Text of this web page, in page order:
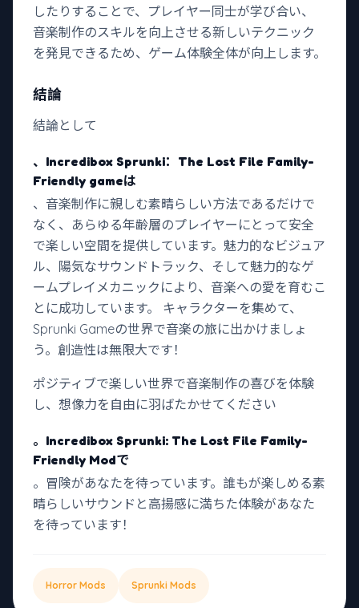
したりすることで、プレイヤー同士が学び合い、
音楽制作のスキルを向上させる新しいテクニック
を発見できるため、ゲーム体験全体が向上します。
結論
結論として
、Incredibox Sprunki：The Lost File Family-
Friendly gameは
、音楽制作に親しむ素晴らしい方法であるだけで
なく、あらゆる年齢層のプレイヤーにとって安全
で楽しい空間を提供しています。魅力的なビジュア
ル、陽気なサウンドトラック、そして魅力的なゲ
ームプレイメカニックにより、音楽への愛を育むこ
とに成功しています。 キャラクターを集めて、
Sprunki Gameの世界で音楽の旅に出かけましょ
う。創造性は無限大です！
ポジティブで楽しい世界で音楽制作の喜びを体験
し、想像力を自由に羽ばたかせてください
。Incredibox Sprunki: The Lost File Family-
Friendly Modで
。冒険があなたを待っています。誰もが楽しめる素
晴らしいサウンドと高揚感に満ちた体験があなた
を待っています！
Horror Mods Sprunki Mods